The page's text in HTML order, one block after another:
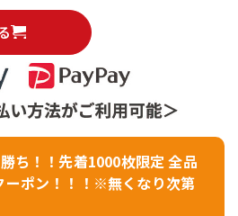
ち！！先着1000枚限定 全品
ーポン！！！※無くなり次第